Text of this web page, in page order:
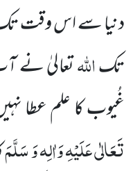
دنیا سے اس وقت
تکاللّٰہتعالیٰ نے
غُیوب کا علم عطا
تَعَالٰی عَلَیْہِ وَاٰلِہ وَ سَلَّمَ